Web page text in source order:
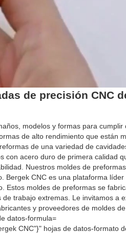
de precisión CNC
modelos y formas para cumplir
de alto rendimiento que están
de una variedad de
con acero duro de primera calidad
Nuestros moldes de
Bergek CNC es una plataforma líder
Estos moldes de preformas se
trabajo extremas. Le invitamos a
y proveedores de moldes
datos-formula=
CNC"}" hojas de datos-formato